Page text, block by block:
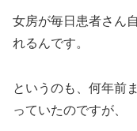
女房が毎日患者さん
れるんです。
というのも、何年前
っていたのですが、